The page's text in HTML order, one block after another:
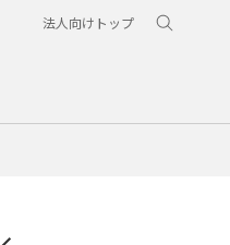
法人向けトップ